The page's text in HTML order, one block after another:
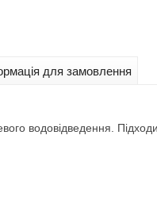
для замовлення
водовідведення.